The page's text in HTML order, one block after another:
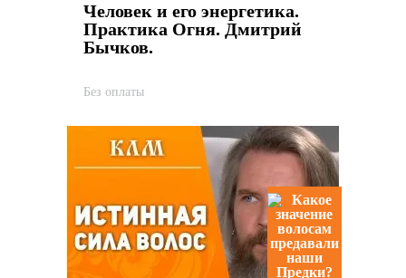
Человек и его энергетика.
Практика Огня. Дмитрий
Бычков.
Без оплаты